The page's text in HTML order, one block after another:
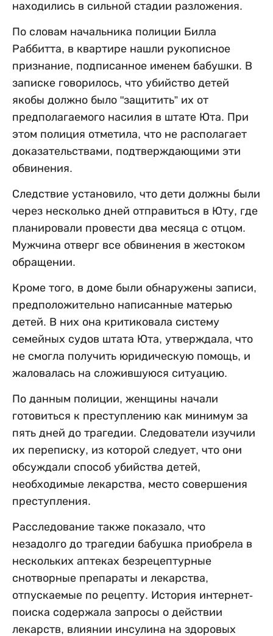
находились в сильной стадии разложения.
По словам начальника полиции Билла
Раббитта, в квартире нашли рукописное
признание, подписанное именем бабушки. В
записке говорилось, что убийство детей
якобы должно было "защитить” их от
предполагаемого насилия в штате Юта. При
этом полиция отметила, что не располагает
доказательствами, подтверждающими эти
обвинения.
Следствие установило, что дети должны были
через несколько дней отправиться в Юту, где
планировали провести два месяца с отцом.
Мужчина отверг все обвинения в жестоком
обращении.
Кроме того, в доме были обнаружены записи,
предположительно написанные матерью
детей. В них она критиковала систему
семейных судов штата Юта, утверждала, что
не смогла получить юридическую помощь, и
жаловалась на сложившуюся ситуацию.
По данным полиции, женщины начали
готовиться к преступлению как минимум за
пять дней до трагедии. Следователи изучили
их переписку, из которой следует, что они
обсуждали способ убийства детей,
необходимые лекарства, место совершения
преступления.
Расследование также показало, что
незадолго до трагедии бабушка приобрела в
нескольких аптеках безрецептурные
снотворные препараты и лекарства,
отпускаемые по рецепту. История интернет-
поиска содержала запросы о действии
лекарств, влиянии инсулина на здоровых